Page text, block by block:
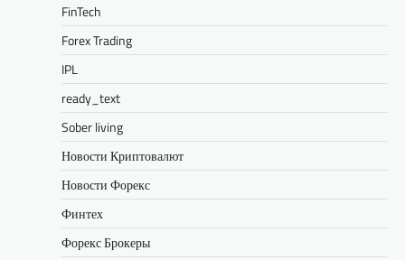
FinTech
Forex Trading
IPL
ready_text
Sober living
Новости Криптовалют
Новости Форекс
Финтех
Форекс Брокеры